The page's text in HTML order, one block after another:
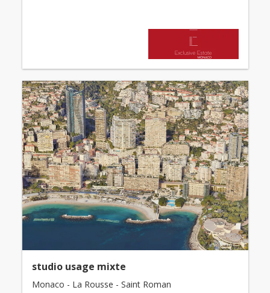
studio usage mixte
Monaco - La Rousse - Saint Roman